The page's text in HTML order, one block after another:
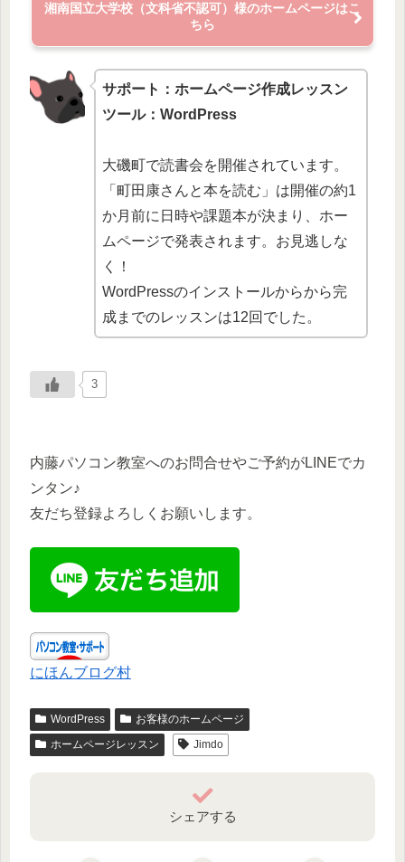
湘南国立大学校（文科省不認可）様のホームページはこ
ちら
サポート：ホームページ作成レッスン
ツール：WordPress
大磯町で読書会を開催されています。
「町田康さんと本を読む」は開催の約1
か月前に日時や課題本が決まり、ホー
ムページで発表されます。お見逃しな
く！
WordPressのインストールからから完
成までのレッスンは12回でした。
3
内藤パソコン教室へのお問合せやご予約がLINEでカ
ンタン♪
友だち登録よろしくお願いします。
にほんブログ村
WordPress
お客様のホームページ
ホームページレッスン
Jimdo
シェアする